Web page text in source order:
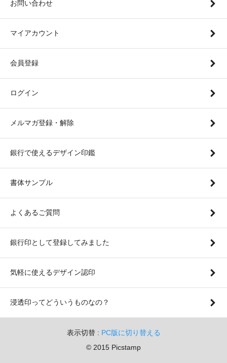
お問い合わせ
マイアカウント
会員登録
ログイン
メルマガ登録・解除
銀行で使えるデザイン印鑑
書体サンプル
よくあるご質問
銀行印として登録してみました
気軽に使えるデザイン認印
浸透印ってどういうものなの？
表示切替 : PC版に切り替える
© 2015 Picstamp